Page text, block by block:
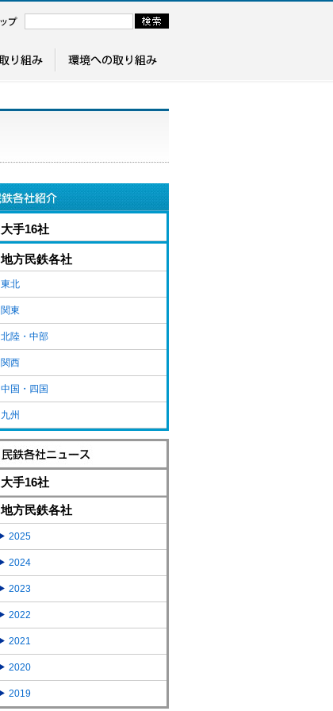
大手16社
地方民鉄各社
東北
関東
北陸・中部
関西
中国・四国
九州
大手16社
地方民鉄各社
2025
2024
2023
2022
2021
2020
2019